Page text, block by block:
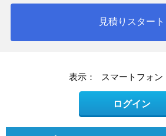
見積りスタート
表示： スマートフォン
ログイン